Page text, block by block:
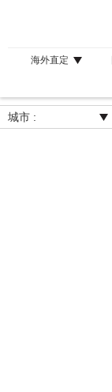
海外直定
城市 :